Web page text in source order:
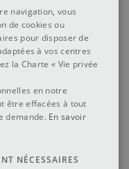
navigation, vous
de cookies ou
pour disposer de
à vos centres
la Charte « Vie privée
en notre
être effacées à tout
demande. En savoir
NÉCESSAIRES